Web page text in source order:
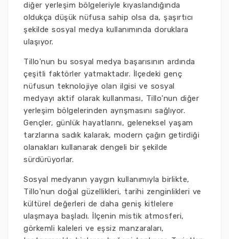
diğer yerleşim bölgeleriyle kıyaslandığında
oldukça düşük nüfusa sahip olsa da, şaşırtıcı
şekilde sosyal medya kullanımında doruklara
ulaşıyor.
Tillo'nun bu sosyal medya başarısının ardında
çeşitli faktörler yatmaktadır. İlçedeki genç
nüfusun teknolojiye olan ilgisi ve sosyal
medyayı aktif olarak kullanması, Tillo'nun diğer
yerleşim bölgelerinden ayrışmasını sağlıyor.
Gençler, günlük hayatlarını, geleneksel yaşam
tarzlarına sadık kalarak, modern çağın getirdiği
olanakları kullanarak dengeli bir şekilde
sürdürüyorlar.
Sosyal medyanın yaygın kullanımıyla birlikte,
Tillo'nun doğal güzellikleri, tarihi zenginlikleri ve
kültürel değerleri de daha geniş kitlelere
ulaşmaya başladı. İlçenin mistik atmosferi,
görkemli kaleleri ve eşsiz manzaraları,